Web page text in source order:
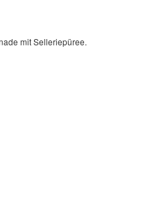
mit Selleriepüree.